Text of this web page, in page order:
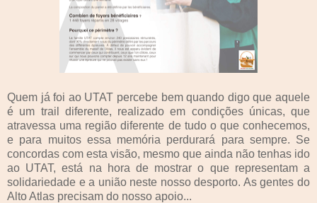
Quem já foi ao UTAT percebe bem quando digo que aquele
é um trail diferente, realizado em condições únicas, que
atravessa uma região diferente de tudo o que conhecemos,
e para muitos essa memória perdurará para sempre. Se
concordas com esta visão, mesmo que ainda não tenhas ido
ao UTAT, está na hora de mostrar o que representam a
solidariedade e a união neste nosso desporto. As gentes do
Alto Atlas precisam do nosso apoio...